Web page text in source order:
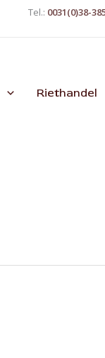
Tel.: 0031(0)38-
Riethandel